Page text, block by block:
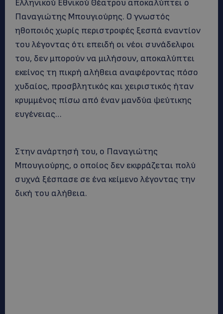
Ελληνικού Εθνικού Θέατρου αποκαλύπτει ο
Παναγιώτης Μπουγιούρης. Ο γνωστός
ηθοποιός χωρίς περιστροφές ξεσπά εναντίον
του λέγοντας ότι επειδή οι νέοι συνάδελφοι
του, δεν μπορούν να μιλήσουν, αποκαλύπτει
εκείνος τη πικρή αλήθεια αναφέροντας πόσο
χυδαίος, προσβλητικός και χειριστικός ήταν
κρυμμένος πίσω από έναν μανδύα ψεύτικης
ευγένειας…
Στην ανάρτησή του, ο Παναγιώτης
Μπουγιούρης, ο οποίος δεν εκφράζεται πολύ
συχνά ξέσπασε σε ένα κείμενο λέγοντας την
δική του αλήθεια.